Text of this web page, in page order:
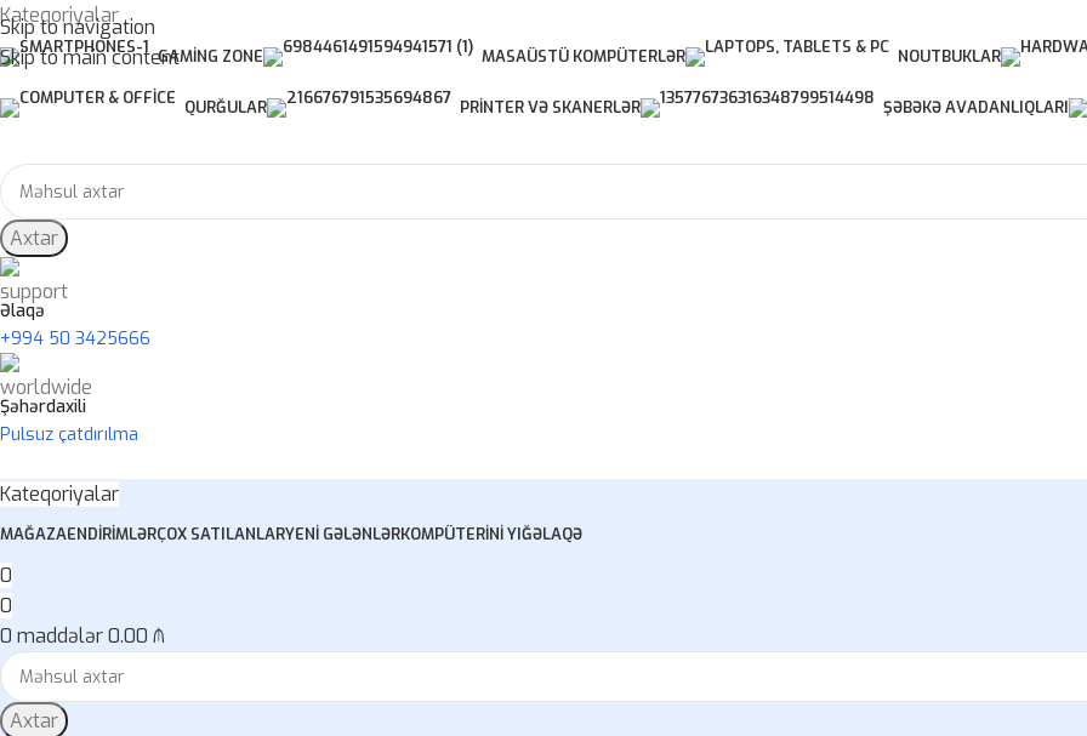
Skip to navigation
Skip to main content
Kateqoriyalar
GAMING ZONE MASAÜSTÜ KOMPÜTERLƏR NOUTBUKLAR
QURĞULAR PRINTER VƏ SKANERLƏR ŞƏBƏKƏ AVADANLIQLARI
Axtar
Əlaqə
+994 50 3425666
Şəhərdaxili
Pulsuz çatdırılma
Kateqoriyalar
MAĞAZAENDIRIMLƏRÇOX SATILANLARYENI GƏLƏNLƏRKOMPÜTERINI YIĞƏLAQƏ
0
0
0 maddələr0.00 ₼
Axtar